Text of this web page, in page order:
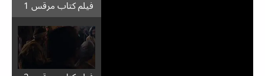
فيلم كتاب مرقس 1